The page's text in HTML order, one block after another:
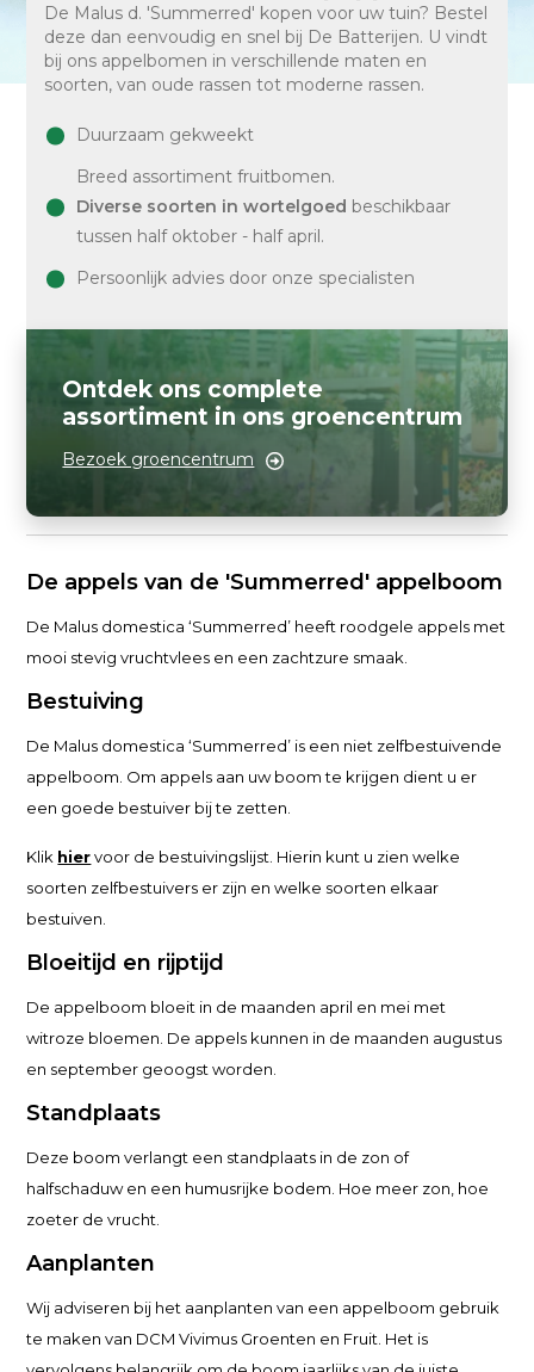
De Malus d. 'Summerred' kopen voor uw tuin? Bestel
deze dan eenvoudig en snel bij De Batterijen. U vindt
bij ons appelbomen in verschillende maten en
soorten, van oude rassen tot moderne rassen.
Duurzaam gekweekt
Breed assortiment fruitbomen.
Diverse soorten in wortelgoed beschikbaar
tussen half oktober - half april.
Persoonlijk advies door onze specialisten
Ontdek ons complete
assortiment in ons groencentrum
Bezoek groencentrum
De appels van de 'Summerred' appelboom
De Malus domestica ‘Summerred’ heeft roodgele appels met
mooi stevig vruchtvlees en een zachtzure smaak.
Bestuiving
De Malus domestica ‘Summerred’ is een niet zelfbestuivende
appelboom. Om appels aan uw boom te krijgen dient u er
een goede bestuiver bij te zetten.
Klik hiervoor de bestuivingslijst. Hierin kunt u zien welke
soorten zelfbestuivers er zijn en welke soorten elkaar
bestuiven.
Bloeitijd en rijptijd
De appelboom bloeit in de maanden april en mei met
witroze bloemen. De appels kunnen in de maanden augustus
en september geoogst worden.
Standplaats
Deze boom verlangt een standplaats in de zon of
halfschaduw en een humusrijke bodem. Hoe meer zon, hoe
zoeter de vrucht.
Aanplanten
Wij adviseren bij het aanplanten van een appelboom gebruik
te maken van DCM Vivimus Groenten en Fruit. Het is